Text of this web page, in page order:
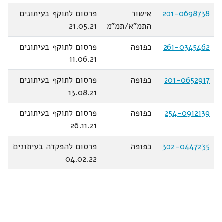
201-0698738
אישור
התמ"א/תמ"מ
פרסום לתוקף בעיתונים
21.05.21
261-0345462
כפופה
פרסום לתוקף בעיתונים
11.06.21
201-0652917
כפופה
פרסום לתוקף בעיתונים
13.08.21
254-0912139
כפופה
פרסום לתוקף בעיתונים
26.11.21
302-0447235
כפופה
פרסום להפקדה בעיתונים
04.02.22